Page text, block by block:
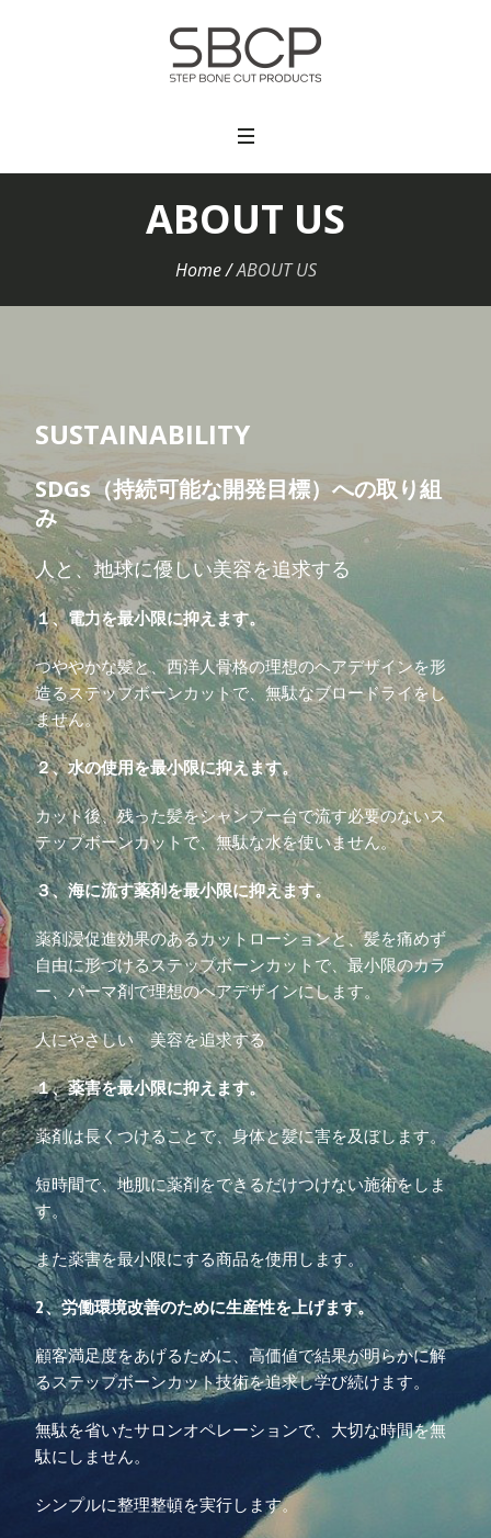
ABOUT US
Home/ABOUT US
SUSTAINABILITY
SDGs（持続可能な開発目標）への取り組
み
人と、地球に優しい美容を追求する
１、電力を最小限に抑えます。
つややかな髪と、西洋人骨格の理想のヘアデザインを形
造るステップボーンカットで、無駄なブロードライをし
ません。
２、水の使用を最小限に抑えます。
カット後、残った髪をシャンプー台で流す必要のないス
テップボーンカットで、無駄な水を使いません。
３、海に流す薬剤を最小限に抑えます。
薬剤浸促進効果のあるカットローションと、髪を痛めず
自由に形づけるステップボーンカットで、最小限のカラ
ー、パーマ剤で理想のヘアデザインにします。
人にやさしい 美容を追求する
１、薬害を最小限に抑えます。
薬剤は長くつけることで、身体と髪に害を及ぼします。
短時間で、地肌に薬剤をできるだけつけない施術をしま
す。
また薬害を最小限にする商品を使用します。
2、労働環境改善のために生産性を上げます。
顧客満足度をあげるために、高価値で結果が明らかに解
るステップボーンカット技術を追求し学び続けます。
無駄を省いたサロンオペレーションで、大切な時間を無
駄にしません。
シンプルに整理整頓を実行します。